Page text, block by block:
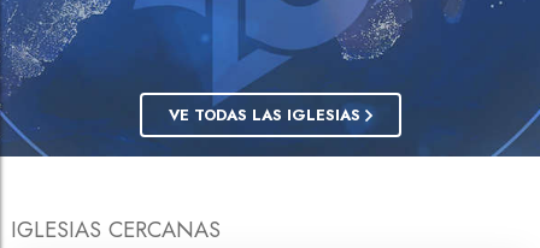
VE TODAS LAS IGLESIAS
IGLESIAS CERCANAS